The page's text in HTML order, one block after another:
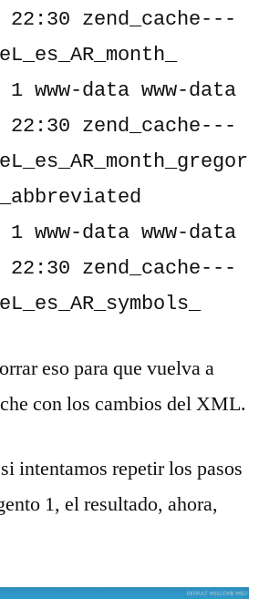
22:30 zend_cache---
data www-data
22:30 zend_cache---
data www-data
22:30 zend_cache---
eso para que vuelva a
con los cambios del XML.
intentamos repetir los pasos
1, el resultado, ahora,